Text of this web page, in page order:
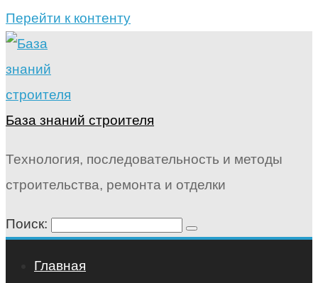
Перейти к контенту
База знаний строителя
Технология, последовательность и методы
строительства, ремонта и отделки
Поиск:
Главная